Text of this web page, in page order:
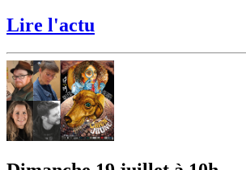
Lire l'actu